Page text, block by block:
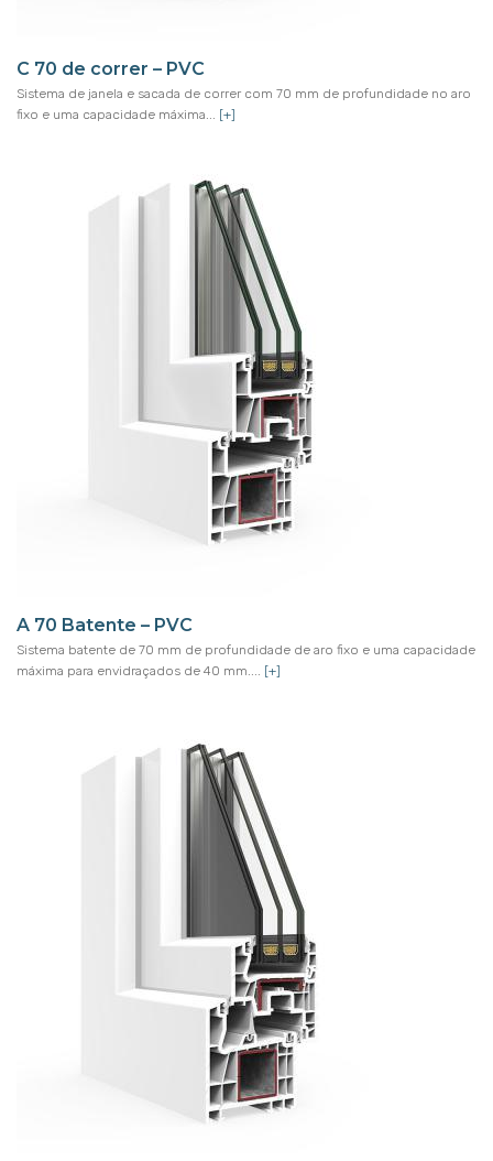
C 70 de correr – PVC
Sistema de janela e sacada de correr com 70 mm de profundidade no aro
fixo e uma capacidade máxima... [+]
A 70 Batente – PVC
Sistema batente de 70 mm de profundidade de aro fixo e uma capacidade
máxima para envidraçados de 40 mm.... [+]